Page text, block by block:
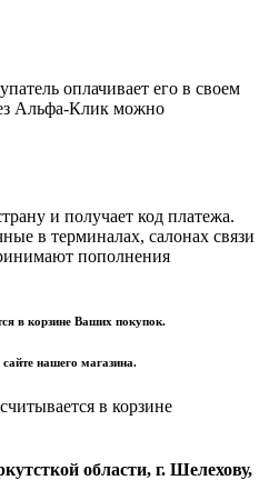
оплачивает его в своем
Альфа-Клик можно
и получает код платежа.
в терминалах, салонах связи
пополнения
в корзине Ваших покупок.
нашего магазина.
в корзине
области, г. Шелехову,